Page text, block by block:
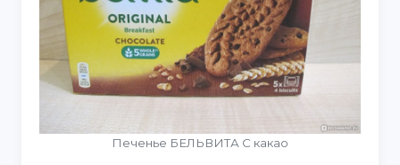
Печенье БЕЛЬВИТА С какао